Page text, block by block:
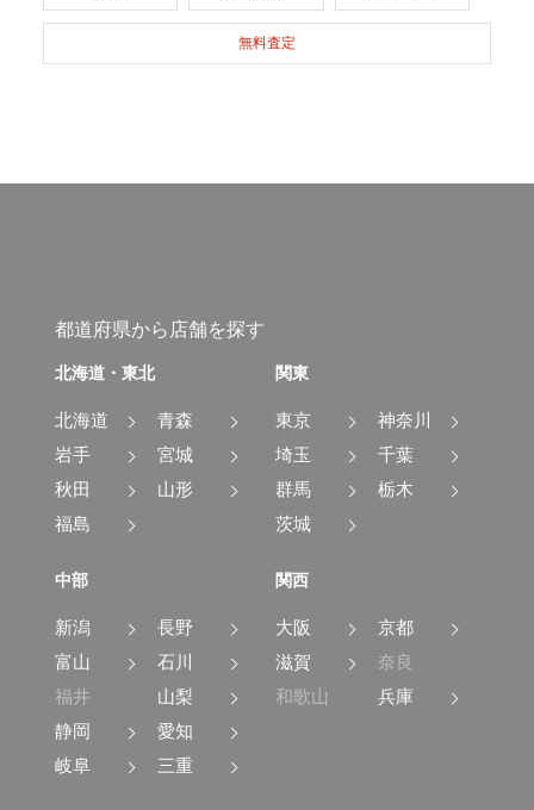
無料査定
都道府県から店舗を探す
北海道・東北
北海道
青森
岩手
宮城
秋田
山形
福島
関東
東京
神奈川
埼玉
千葉
群馬
栃木
茨城
中部
新潟
長野
富山
石川
福井
山梨
静岡
愛知
岐阜
三重
関西
大阪
京都
滋賀
奈良
和歌山
兵庫